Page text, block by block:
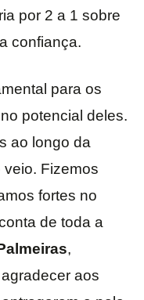
por 2 a 1 sobre
confiança.
para os
potencial deles.
ao longo da
Fizemos
fortes no
de toda a
,
aos